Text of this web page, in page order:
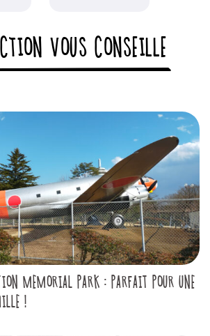
VOUS CONSEILLE
MEMORIAL PARK : PARFAIT POUR UNE
!